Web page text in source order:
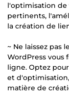
l'optimisation de
pertinents,
la création de
~ Ne laissez pas
WordPress
ligne. Optez
et
matière de